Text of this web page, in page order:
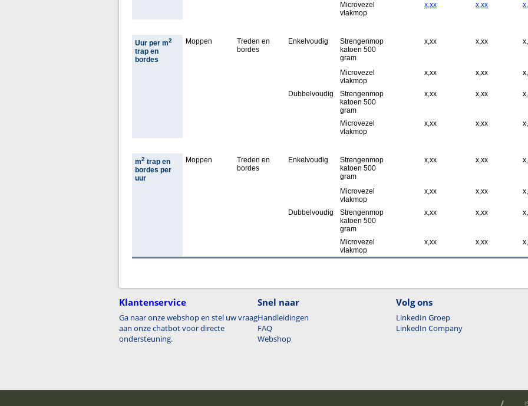
Microvezel
vlakmop
x,xx x,xx
Uur per m2
trap en
bordes
Moppen
Treden en
bordes
Enkelvoudig
Strengenmop
katoen 500
gram
x,xx x,xx
Microvezel
vlakmop
x,xx x,xx
Dubbelvoudig
Strengenmop
katoen 500
gram
x,xx x,xx
Microvezel
vlakmop
x,xx x,xx
m2trap en
bordes per
uur
Moppen
Treden en
bordes
Enkelvoudig
Strengenmop
katoen 500
gram
x,xx x,xx
Microvezel
vlakmop
x,xx x,xx
Dubbelvoudig
Strengenmop
katoen 500
gram
x,xx x,xx
Microvezel
vlakmop
x,xx x,xx
Klantenservice
Ga naar onze webshop en stel uw vraag
aan onze chatbot voor directe
ondersteuning.
Snel naar
Handleidingen
FAQ
Webshop
Volg ons
LinkedIn Groep
LinkedIn Company